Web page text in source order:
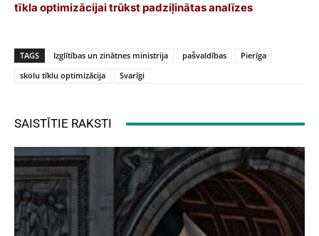
tīkla optimizācijai trūkst padziļinātas analīzes
TAGS Izglītības un zinātnes ministrija pašvaldības
Pierīga
skolu tīklu optimizācija
Svarīgi
SAISTĪTIE RAKSTI